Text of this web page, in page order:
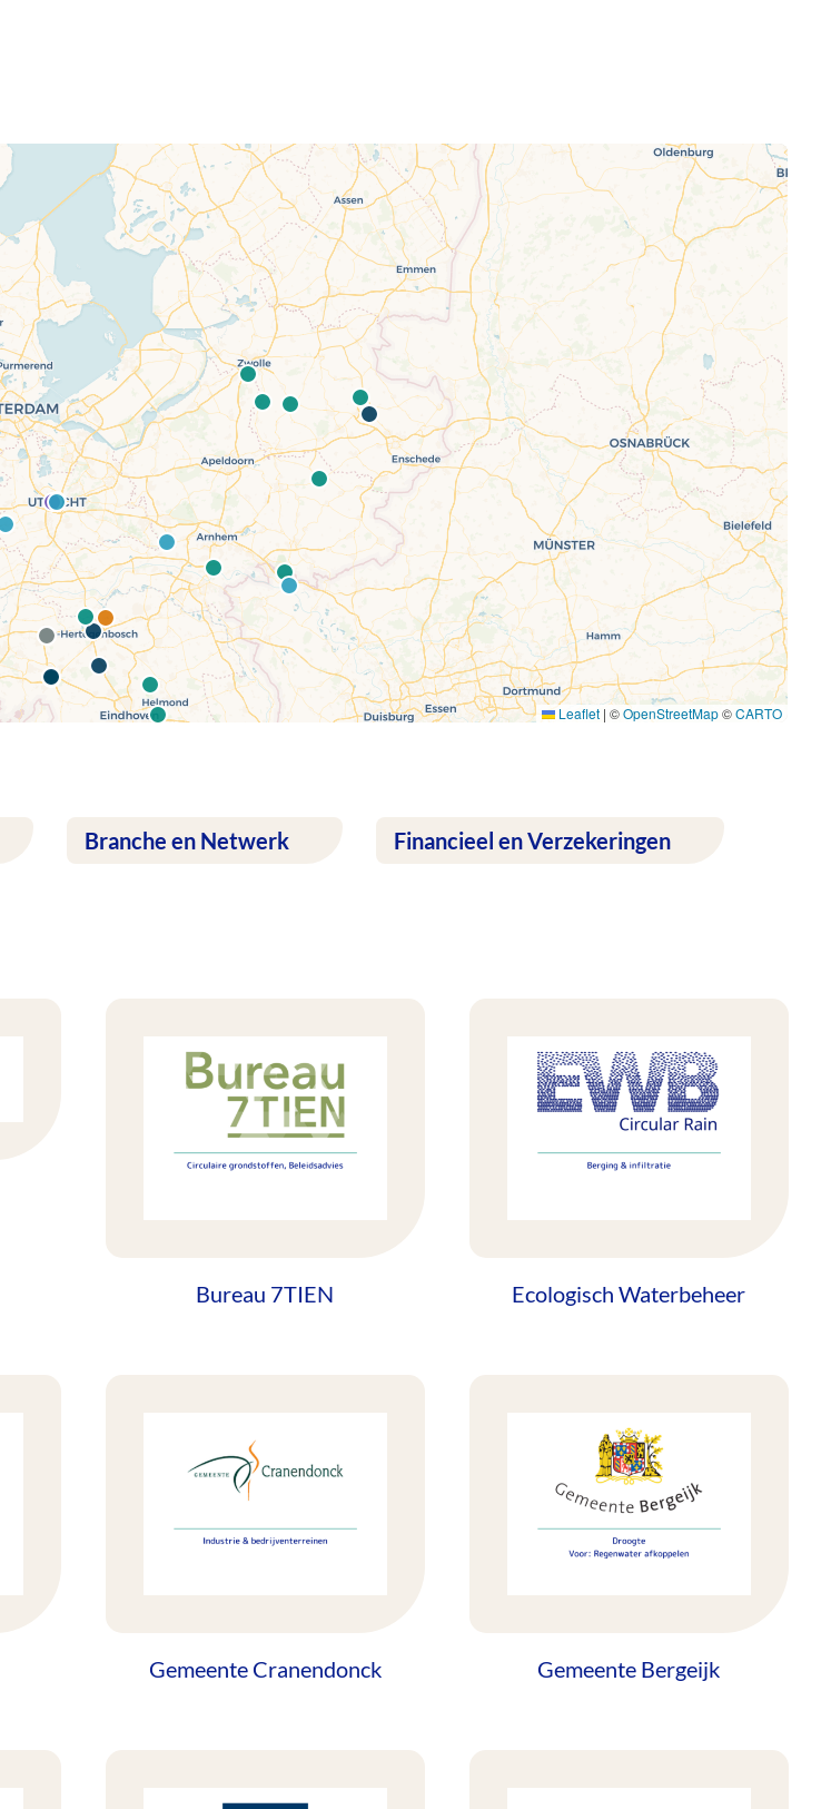
Branche en Netwerk Financieel en Verzekeringen
Bureau 7TIEN Ecologisch Waterbeheer
Gemeente Cranendonck Gemeente Bergeijk